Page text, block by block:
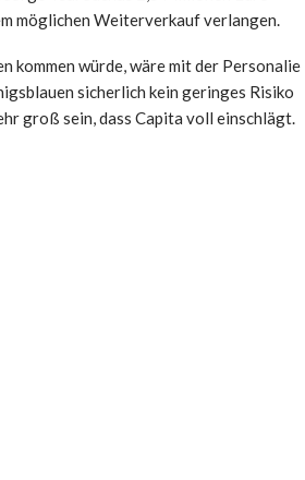
möglichen Weiterverkauf verlangen.
kommen würde, wäre mit der Personalie
sicherlich kein geringes Risiko
groß sein, dass Capita voll einschlägt.